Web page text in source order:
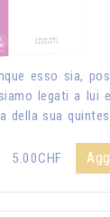
esso sia,
legati a lui
della sua
5.00CHF